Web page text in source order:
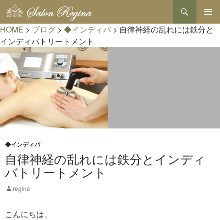
検
索
メインメ
ニュー
ン
ン
HOME > ブログ > ◆インディバ > 自律神経の乱れには鉄分と
インディバトリートメント
◆インディバ
自律神経の乱れには鉄分とインディ
バトリートメント
regina
こんにちは、